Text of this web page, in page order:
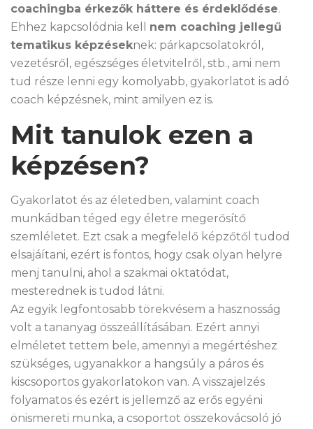
coachingba érkezők háttere és érdeklődése.
Ehhez kapcsolódnia kell nem coaching jellegű
tematikus képzéseknek: párkapcsolatokról,
vezetésről, egészséges életvitelről, stb., ami nem
tud része lenni egy komolyabb, gyakorlatot is adó
coach képzésnek, mint amilyen ez is.
Mit tanulok ezen a
képzésen?
Gyakorlatot és az életedben, valamint coach
munkádban téged egy életre megerősítő
szemléletet. Ezt csak a megfelelő képzőtől tudod
elsajáítani, ezért is fontos, hogy csak olyan helyre
menj tanulni, ahol a szakmai oktatódat,
mesterednek is tudod látni.
Az egyik legfontosabb törekvésem a hasznosság
volt a tananyag összeállításában. Ezért annyi
elméletet tettem bele, amennyi a megértéshez
szükséges, ugyanakkor a hangsúly a páros és
kiscsoportos gyakorlatokon van. A visszajelzés
folyamatos és ezért is jellemző az erős egyéni
önismereti munka, a csoportot összekovácsoló jó